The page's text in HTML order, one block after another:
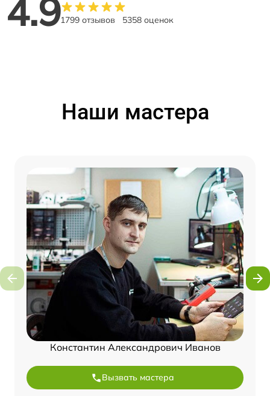
4.91799 отзывов 5358 оценок
Наши мастера
Константин Александрович Иванов
Вызвать мастера